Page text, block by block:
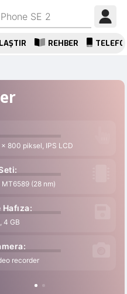
REHBER
800 piksel, IPS LCD
(28 nm)
Hafıza:
4 GB
recorder